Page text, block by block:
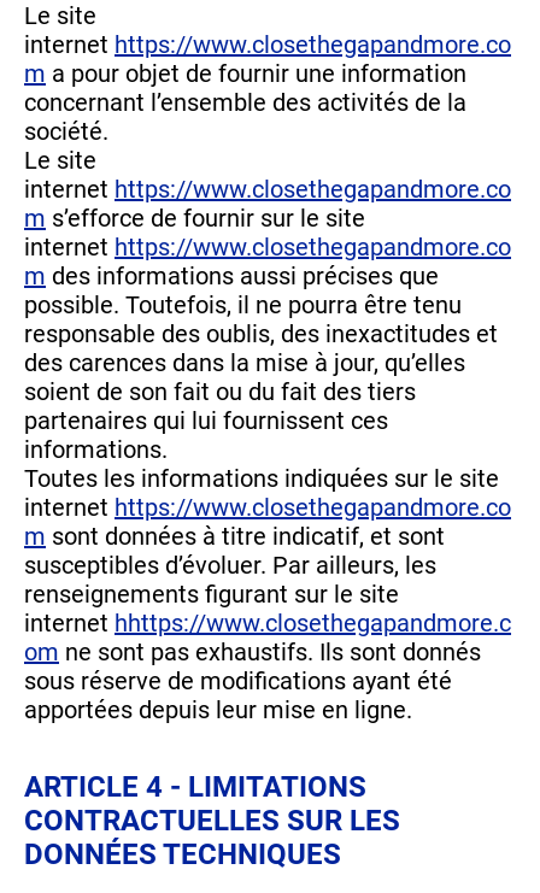
Le site
internet https://www.closethegapandmore.co
m a pour objet de fournir une information
concernant l’ensemble des activités de la
société.
Le site
internet https://www.closethegapandmore.co
m s’efforce de fournir sur le site
internet https://www.closethegapandmore.co
m des informations aussi précises que
possible. Toutefois, il ne pourra être tenu
responsable des oublis, des inexactitudes et
des carences dans la mise à jour, qu’elles
soient de son fait ou du fait des tiers
partenaires qui lui fournissent ces
informations.
Toutes les informations indiquées sur le site
internet https://www.closethegapandmore.co
m sont données à titre indicatif, et sont
susceptibles d’évoluer. Par ailleurs, les
renseignements figurant sur le site
internet hhttps://www.closethegapandmore.c
om ne sont pas exhaustifs. Ils sont donnés
sous réserve de modifications ayant été
apportées depuis leur mise en ligne.
ARTICLE 4 - LIMITATIONS
CONTRACTUELLES SUR LES
DONNÉES TECHNIQUES